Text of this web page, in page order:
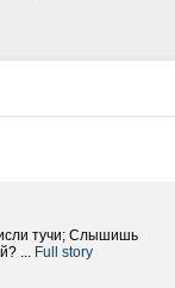
тучи; Слышишь
... Full story